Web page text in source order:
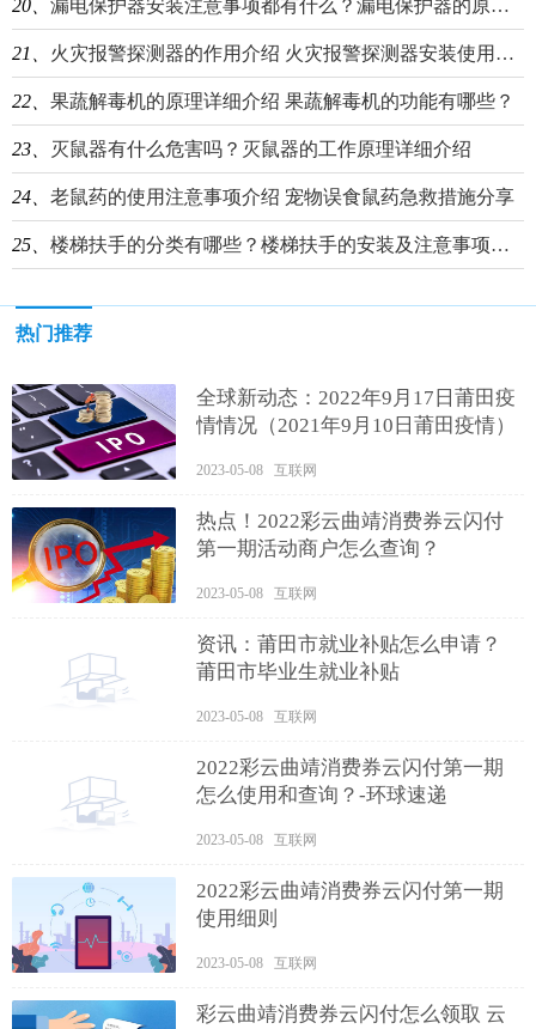
20、 漏电保护器安装注意事项都有什么？漏电保护器的原理详细介绍
21、 火灾报警探测器的作用介绍 火灾报警探测器安装使用注意事项
22、 果蔬解毒机的原理详细介绍 果蔬解毒机的功能有哪些？
23、 灭鼠器有什么危害吗？灭鼠器的工作原理详细介绍
24、 老鼠药的使用注意事项介绍 宠物误食鼠药急救措施分享
25、 楼梯扶手的分类有哪些？楼梯扶手的安装及注意事项介绍
热门推荐
全球新动态：2022年9月17日莆田疫
情情况（2021年9月10日莆田疫情）
2023-05-08 互联网
热点！2022彩云曲靖消费券云闪付
第一期活动商户怎么查询？
2023-05-08 互联网
资讯：莆田市就业补贴怎么申请？
莆田市毕业生就业补贴
2023-05-08 互联网
2022彩云曲靖消费券云闪付第一期
怎么使用和查询？-环球速递
2023-05-08 互联网
2022彩云曲靖消费券云闪付第一期
使用细则
2023-05-08 互联网
彩云曲靖消费券云闪付怎么领取 云